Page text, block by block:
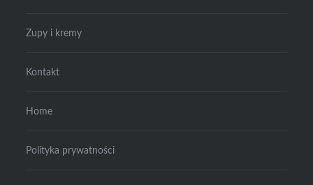
Zupy i kremy
Kontakt
Home
Polityka prywatności